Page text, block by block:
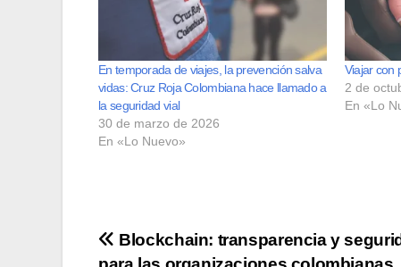
En temporada de viajes, la prevención salva
vidas: Cruz Roja Colombiana hace llamado a
la seguridad vial
30 de marzo de 2026
En «Lo Nuevo»
Viajar con
2 de
En «Lo
Navegación
Blockchain: transparencia y